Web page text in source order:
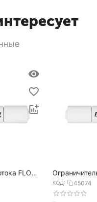
FLOW
800
КОД: 45074